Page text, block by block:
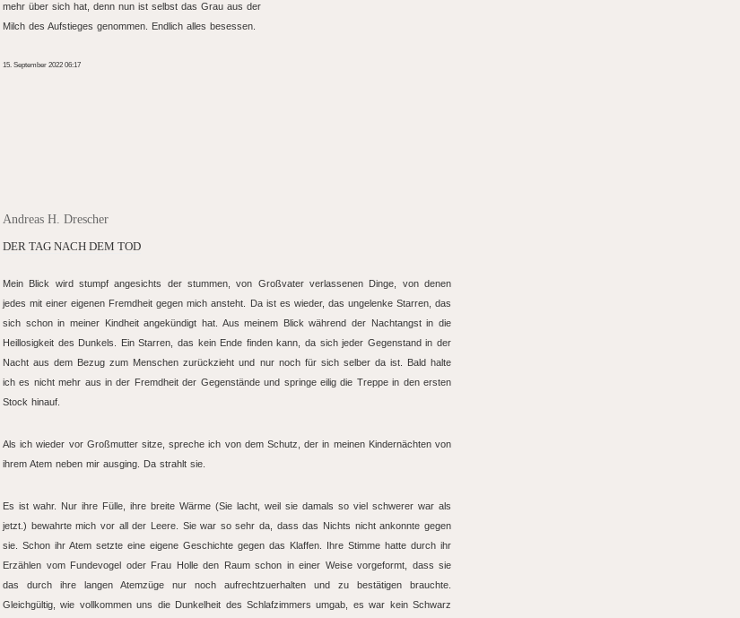
mehr über sich hat, denn nun ist selbst das Grau aus der
Milch des Aufstieges genommen. Endlich alles besessen.
15. September 2022 06:17
Andreas H. Drescher
DER TAG NACH DEM TOD
Mein Blick wird stumpf angesichts der stummen, von Großvater verlassenen Dinge, von denen
jedes mit einer eigenen Fremdheit gegen mich ansteht. Da ist es wieder, das ungelenke Starren, das
sich schon in meiner Kindheit angekündigt hat. Aus meinem Blick während der Nachtangst in die
Heillosigkeit des Dunkels. Ein Starren, das kein Ende finden kann, da sich jeder Gegenstand in der
Nacht aus dem Bezug zum Menschen zurückzieht und nur noch für sich selber da ist. Bald halte
ich es nicht mehr aus in der Fremdheit der Gegenstände und springe eilig die Treppe in den ersten
Stock hinauf.
Als ich wieder vor Großmutter sitze, spreche ich von dem Schutz, der in meinen Kindernächten von
ihrem Atem neben mir ausging. Da strahlt sie.
Es ist wahr. Nur ihre Fülle, ihre breite Wärme (Sie lacht, weil sie damals so viel schwerer war als
jetzt.) bewahrte mich vor all der Leere. Sie war so sehr da, dass das Nichts nicht ankonnte gegen
sie. Schon ihr Atem setzte eine eigene Geschichte gegen das Klaffen. Ihre Stimme hatte durch ihr
Erzählen vom Fundevogel oder Frau Holle den Raum schon in einer Weise vorgeformt, dass sie
das durch ihre langen Atemzüge nur noch aufrechtzuerhalten und zu bestätigen brauchte.
Gleichgültig, wie vollkommen uns die Dunkelheit des Schlafzimmers umgab, es war kein Schwarz